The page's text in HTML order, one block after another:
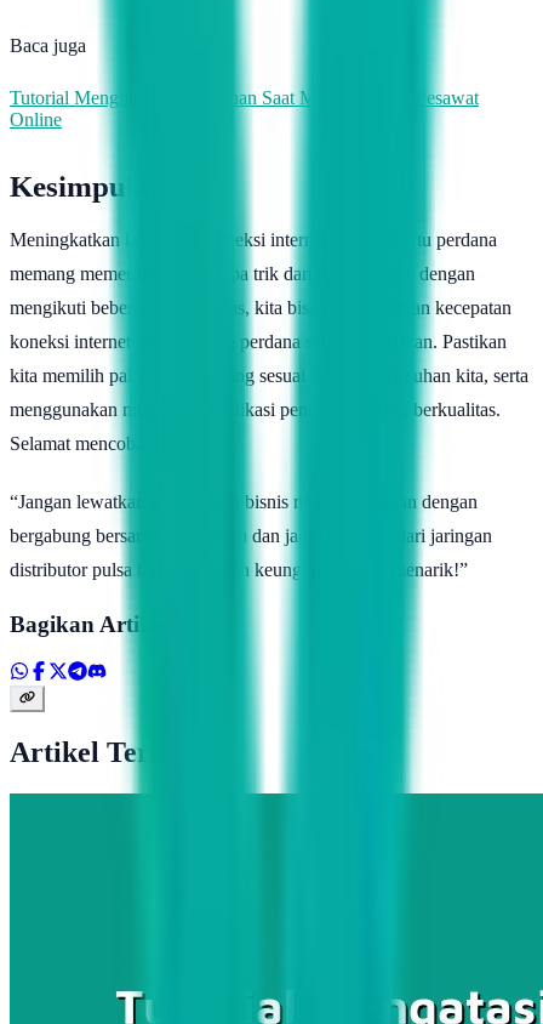
Baca juga
Tutorial Menghindari Kesalahan Saat Membeli Tiket Pesawat
Online
Kesimpulan
Meningkatkan kecepatan koneksi internet dengan kartu perdana
memang memerlukan beberapa trik dan tips. Namun, dengan
mengikuti beberapa tips di atas, kita bisa meningkatkan kecepatan
koneksi internet dengan kartu perdana secara signifikan. Pastikan
kita memilih paket internet yang sesuai dengan kebutuhan kita, serta
menggunakan modem dan aplikasi pendukung yang berkualitas.
Selamat mencoba!
“Jangan lewatkan kesempatan bisnis menguntungkan dengan
bergabung bersama Topindoku dan jadilah bagian dari jaringan
distributor pulsa terbaik dengan keunggulan yang menarik!”
Bagikan Artikel
Artikel Terkait